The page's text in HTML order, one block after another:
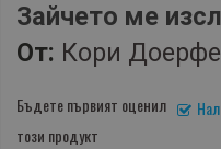
Зайчето ме
От: Кори
Бъдете първият оценил
този продукт